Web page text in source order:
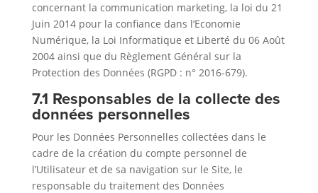
concernant la communication marketing, la loi du 21
Juin 2014 pour la confiance dans l’Economie
Numérique, la Loi Informatique et Liberté du 06 Août
2004 ainsi que du Règlement Général sur la
Protection des Données (RGPD : n° 2016-679).
7.1 Responsables de la collecte des
données personnelles
Pour les Données Personnelles collectées dans le
cadre de la création du compte personnel de
l’Utilisateur et de sa navigation sur le Site, le
responsable du traitement des Données